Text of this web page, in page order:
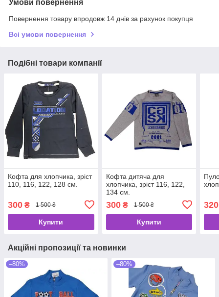
Умови повернення
Повернення товару впродовж 14 днів за рахунок покупця
Всі умови повернення
Подібні товари компанії
Кофта для хлопчика, зріст
110, 116, 122, 128 см.
300 ₴ 1 500 ₴
Купити
Кофта дитяча для
хлопчика, зріст 116, 122,
134 см.
300₴ 1 500 ₴
Купити
320
Акційні пропозиції та новинки
–80% –80%